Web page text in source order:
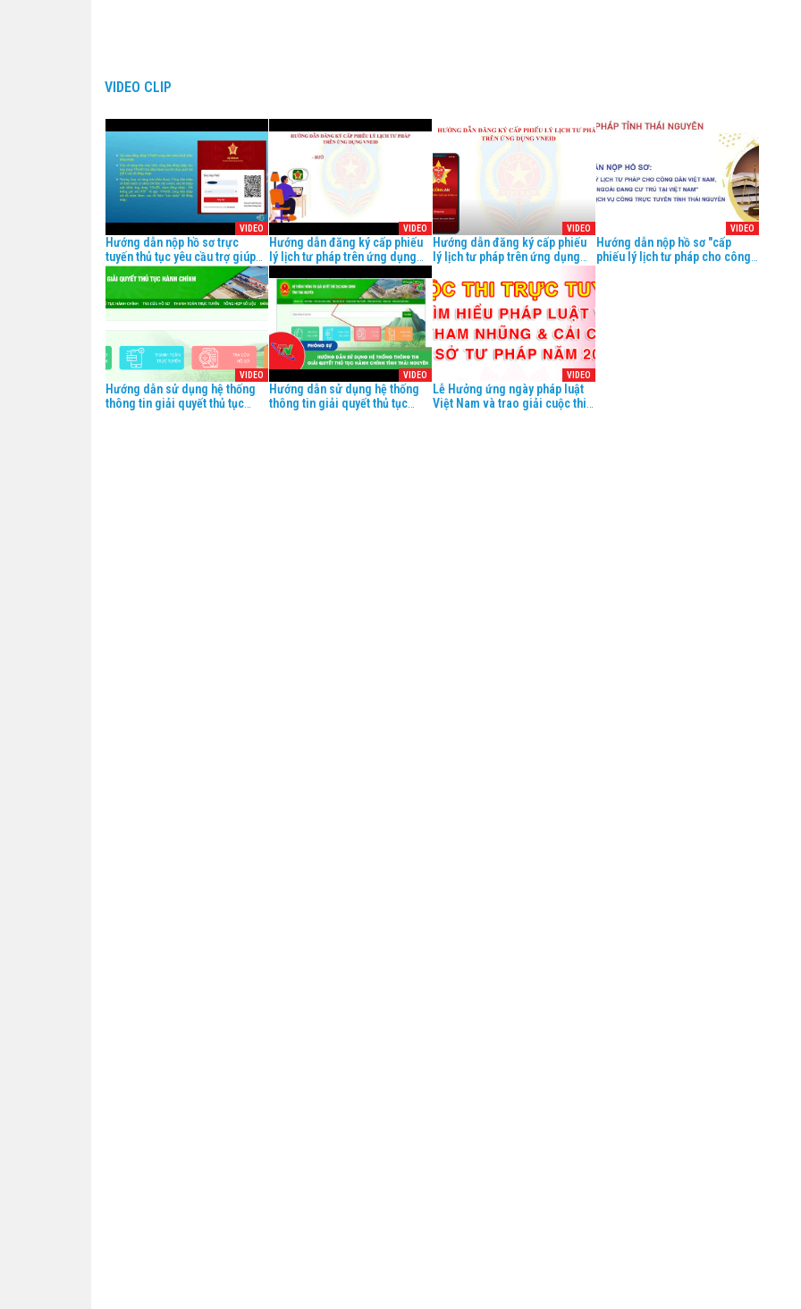
VIDEO CLIP
VIDEO
Hướng dẫn nộp hồ sơ trực
tuyến thủ tục yêu cầu trợ giúp
pháp lý
VIDEO
Hướng dẫn đăng ký cấp phiếu
lý lịch tư pháp trên ứng dụng
VIDEO
Hướng dẫn đăng ký cấp phiếu
lý lịch tư pháp trên ứng dụng
VIDEO
Hướng dẫn nộp hồ sơ "cấp
phiếu lý lịch tư pháp cho công
VIDEO
Hướng dẫn sử dụng hệ thống
thông tin giải quyết thủ tục
VIDEO
Hướng dẫn sử dụng hệ thống
thông tin giải quyết thủ tục
VIDEO
Lễ Hưởng ứng ngày pháp luật
Việt Nam và trao giải cuộc thi